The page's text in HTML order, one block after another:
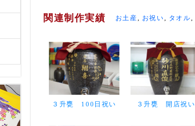
関連制作実績 お土産, お祝い, タオル,
３升甕 100日祝い ３升甕 開店祝い